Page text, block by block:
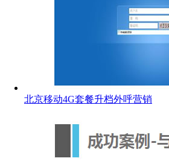
北京移动4G套餐升档外呼营销